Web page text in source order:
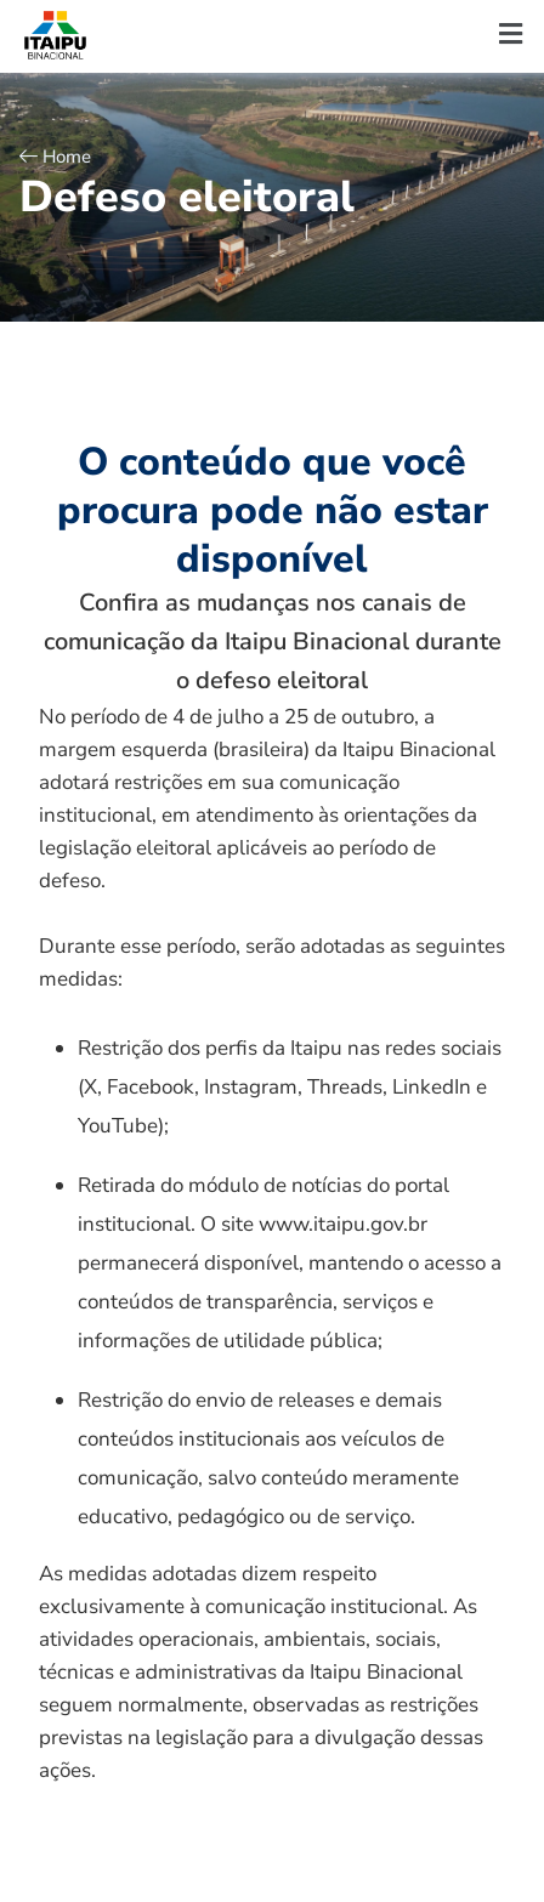
Home
Defeso eleitoral
O conteúdo que você
procura pode não estar
disponível
Confira as mudanças nos canais de
comunicação da Itaipu Binacional durante
o defeso eleitoral
No período de 4 de julho a 25 de outubro, a
margem esquerda (brasileira) da Itaipu Binacional
adotará restrições em sua comunicação
institucional, em atendimento às orientações da
legislação eleitoral aplicáveis ao período de
defeso.
Durante esse período, serão adotadas as seguintes
medidas:
Restrição dos perfis da Itaipu nas redes sociais
(X, Facebook, Instagram, Threads, LinkedIn e
YouTube);
Retirada do módulo de notícias do portal
institucional. O site www.itaipu.gov.br
permanecerá disponível, mantendo o acesso a
conteúdos de transparência, serviços e
informações de utilidade pública;
Restrição do envio de releases e demais
conteúdos institucionais aos veículos de
comunicação, salvo conteúdo meramente
educativo, pedagógico ou de serviço.
As medidas adotadas dizem respeito
exclusivamente à comunicação institucional. As
atividades operacionais, ambientais, sociais,
técnicas e administrativas da Itaipu Binacional
seguem normalmente, observadas as restrições
previstas na legislação para a divulgação dessas
ações.